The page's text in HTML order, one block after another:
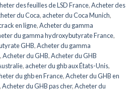
des feuilles de LSD France,Acheter des
du Coca, acheter du Coca Munich,
en ligne,Acheter du gamma
du gamma hydroxybutyrate France,
GHB,Acheter du gamma
,Acheter du GHB,Acheter du GHB
, acheter du ghb aux États-Unis,
du ghb en France,Acheter du GHB en
,Acheter du GHB pas cher,Acheter du